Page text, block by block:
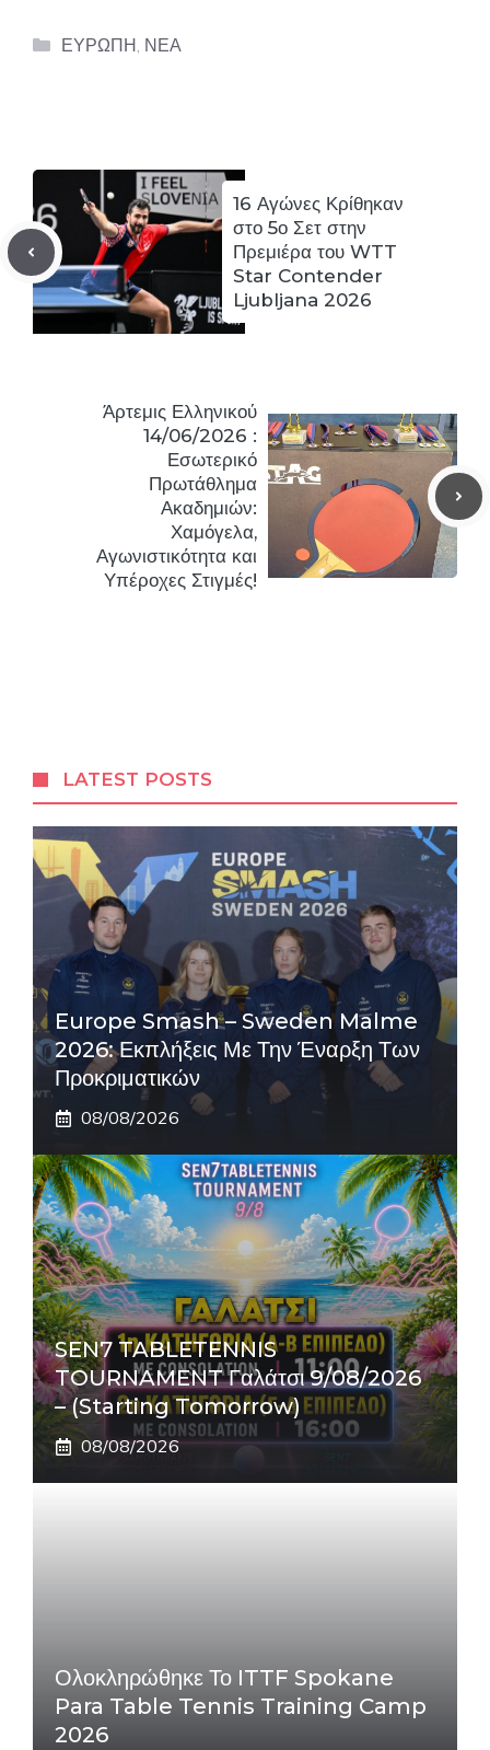
Categories
ΕΥΡΩΠΗ, ΝΕΑ
16 Αγώνες Κρίθηκαν
στο 5ο Σετ στην
Πρεμιέρα του WTT
Star Contender
Ljubljana 2026
Άρτεμις Ελληνικού
14/06/2026 :
Εσωτερικό
Πρωτάθλημα
Ακαδημιών:
Χαμόγελα,
Αγωνιστικότητα και
Υπέροχες Στιγμές!
LATEST POSTS
Europe Smash – Sweden Malme
2026: Εκπλήξεις Με Την Έναρξη Των
Προκριματικών
08/08/2026
SEN7 TABLETENNIS
TOURNAMENT Γαλάτσι 9/08/2026
– (Starting Tomorrow)
08/08/2026
Ολοκληρώθηκε Το ITTF Spokane
Para Table Tennis Training Camp
2026